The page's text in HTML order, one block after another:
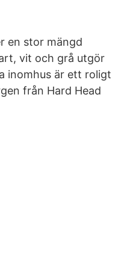
en stor mängd
vit och grå utgör
inomhus är ett roligt
från Hard Head